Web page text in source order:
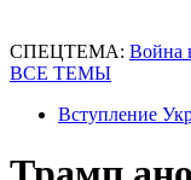
СПЕЦТЕМА: Война
ВСЕ ТЕМЫ
Вступление